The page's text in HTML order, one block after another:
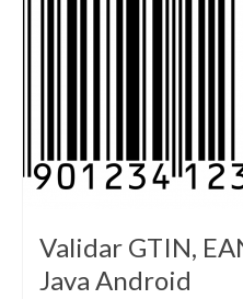
Validar GTIN,
Java Android